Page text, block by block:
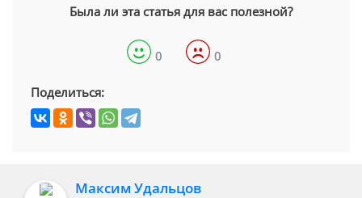
Была ли эта статья для вас полезной?
0 0
Поделиться:
Максим Удальцов